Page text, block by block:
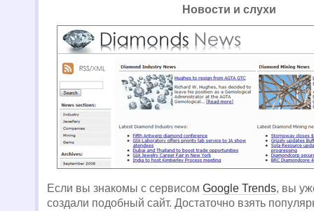
Новости и слухи
Если вы знакомы с сервисом Google Trends, вы
создали подобный сайт. Достаточно взять